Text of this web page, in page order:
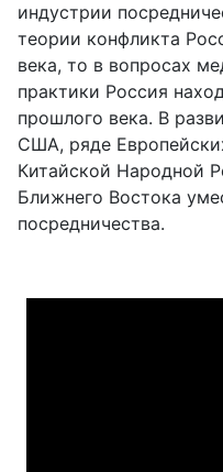
индустрии
теории конфликта
века, то в вопросах
практики Россия
прошлого века. В
США, ряде
Китайской Народной
Ближнего Востока
посредничества.